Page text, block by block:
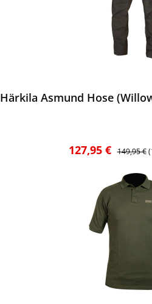
Härkila Asmund Hose
Verkaufspreis:
127,95 € Regulärer
149,95 €